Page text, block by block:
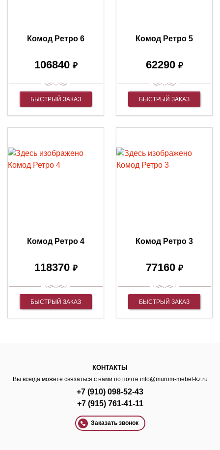
Комод Ретро 6
106840 ₽
БЫСТРЫЙ ЗАКАЗ
Комод Ретро 5
62290 ₽
БЫСТРЫЙ ЗАКАЗ
Комод Ретро 4
118370 ₽
БЫСТРЫЙ ЗАКАЗ
Комод Ретро 3
77160 ₽
БЫСТРЫЙ ЗАКАЗ
КОНТАКТЫ
Вы всегда можете связаться с нами по почте info@murom-mebel-kz.ru
+7 (910) 098-52-43
+7 (915) 761-41-11
Заказать звонок